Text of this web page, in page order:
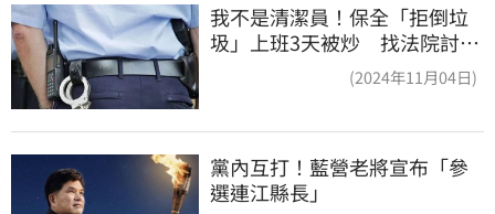
我不是清潔員！保全「拒倒垃
圾」上班3天被炒 找法院討公
(2024年11月04日)
黨內互打！藍營老將宣布「參
選連江縣長」